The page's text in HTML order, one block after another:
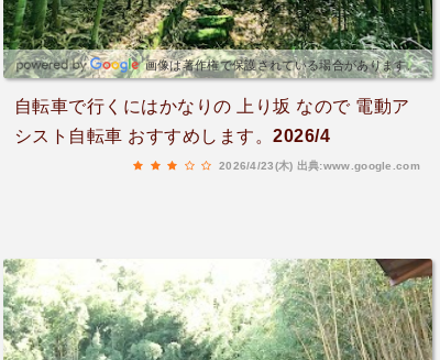
画像は著作権で保護されている場合があります。
自転車で行くにはかなりの 上り坂 なので 電動ア
シスト自転車 おすすめします。2026/4
2026/4/23(木) 出典:www.google.com